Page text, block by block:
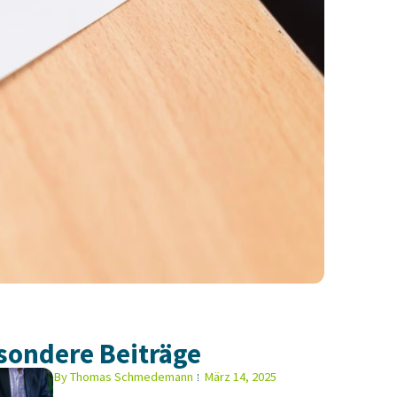
Beiträge
ByThomas Schmedemann März 14, 2025